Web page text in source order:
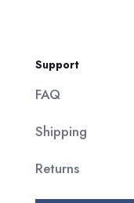
Support
FAQ
Shipping
Returns